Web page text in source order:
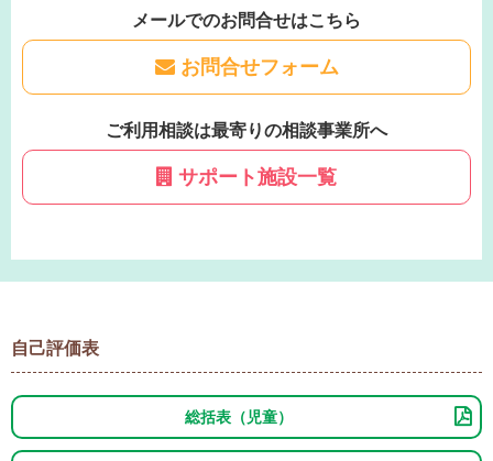
メールでのお問合せはこちら
お問合せフォーム
ご利用相談は最寄りの相談事業所へ
サポート施設一覧
自己評価表
総括表（児童）